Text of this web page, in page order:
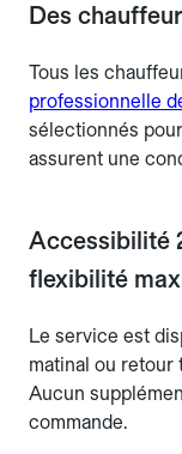
Des
Tous les
professionnelle
sélectionnés
assurent une
Accessibilité
flexibilité
Le service est
matinal ou retour
Aucun
commande.